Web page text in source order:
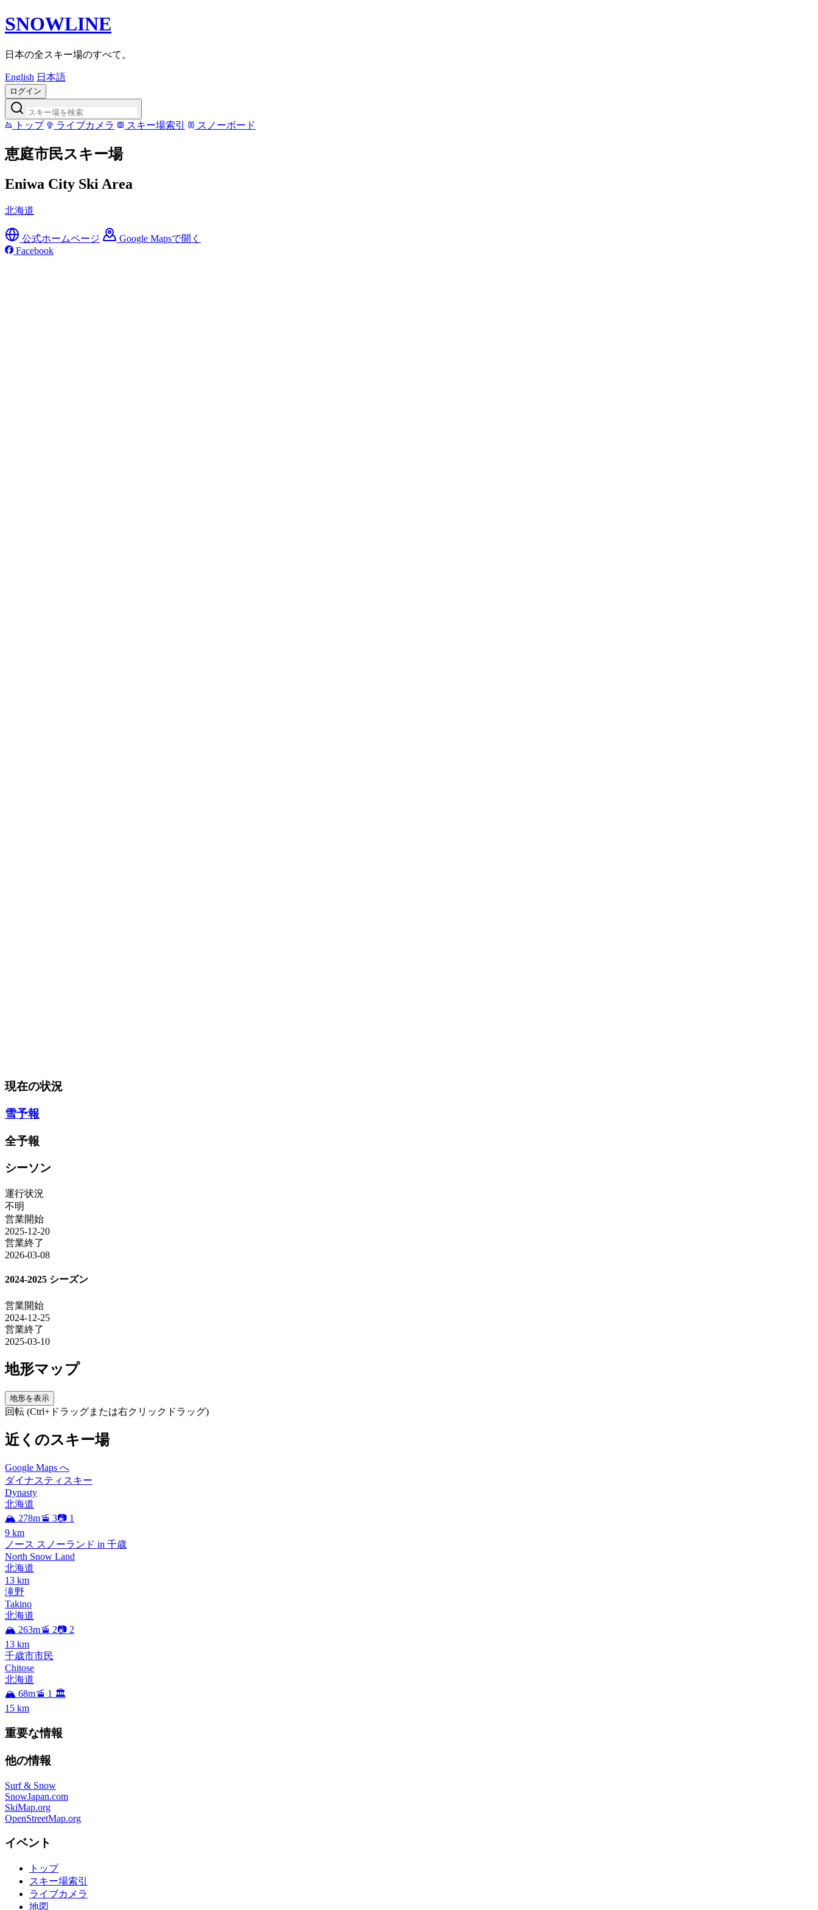
SNOWLINE
日本の全スキー場のすべて。
English 日本語
ログイン
トップ ライブカメラ スキー場索引 スノーボード
恵庭市民スキー場
Eniwa City Ski Area
北海道
公式ホームページ
Google Mapsで開く
Facebook
現在の状況
雪予報
全予報
シーソン
運行状況
不明
営業開始
2025-12-20
営業終了
2026-03-08
2024-2025 シーズン
営業開始
2024-12-25
営業終了
2025-03-10
地形マップ
地形を表示
回転 (Ctrl+ドラッグまたは右クリックドラッグ)
近くのスキー場
Google Maps へ
ダイナスティスキー
Dynasty
北海道
🏔️ 278m🚡 3📷 1
9 km
ノース スノーランド in 千歳
North Snow Land
北海道
13 km
滝野
Takino
北海道
🏔️ 263m🚡 2📷 2
13 km
千歳市市民
Chitose
北海道
🏔️ 68m🚡 1 🏛️
15 km
重要な情報
他の情報
Surf & Snow
SnowJapan.com
SkiMap.org
OpenStreetMap.org
イベント
トップ
スキー場索引
ライブカメラ
地図